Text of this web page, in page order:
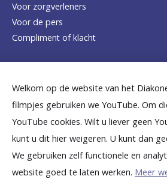
Welkom op de website van het
filmpjes gebruiken we YouTube. Om
YouTube cookies. Wilt u liever geen
kunt u dit hier weigeren. U kunt dan
We gebruiken zelf functionele en
website goed te laten werken. Meer
h
o
p
a
g
e
Voor zorgverleners
Voor de pers
Compliment of klacht
Dicht bij jou
B
e
k
B
e
k
B
e
k
B
e
k